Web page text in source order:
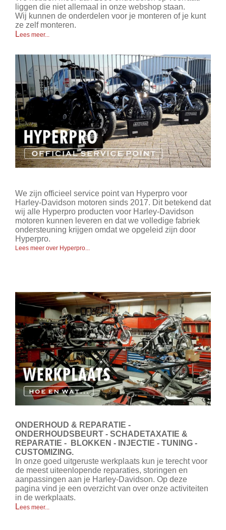
liggen die niet allemaal in onze webshop staan.
Wij kunnen de onderdelen voor je monteren of je kunt
ze zelf monteren.
Lees meer...
We zijn officieel service point van Hyperpro voor
Harley-Davidson motoren sinds 2017. Dit betekend dat
wij alle Hyperpro producten voor Harley-Davidson
motoren kunnen leveren en dat we volledige fabriek
ondersteuning krijgen omdat we opgeleid zijn door
Hyperpro.
Lees meer over Hyperpro...
ONDERHOUD & REPARATIE -
ONDERHOUDSBEURT - SCHADETAXATIE &
REPARATIE -
BLOKKEN - INJECTIE - TUNING -
CUSTOMIZING.
In onze goed uitgeruste werkplaats kun je terecht voor
de meest uiteenlopende reparaties, storingen en
aanpassingen aan je Harley-Davidson. Op deze
pagina vind je een overzicht van over onze activiteiten
in de werkplaats.
Lees meer...